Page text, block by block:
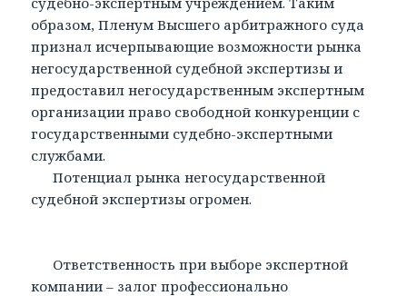
образом, Пленум Высшего арбитражного суда
признал исчерпывающие возможности рынка
негосударственной судебной экспертизы и
предоставил негосударственным экспертным
организации право свободной конкуренции с
государственными судебно-экспертными
службами.
Потенциал рынка негосударственной
судебной экспертизы огромен.
Ответственность при выборе экспертной
компании – залог профессионально